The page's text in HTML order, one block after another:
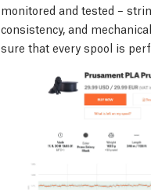
monitored and tested –
consistency, and
sure that every spool is